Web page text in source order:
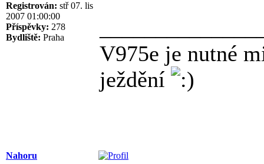
Registrován: stř 07. lis
2007 01:00:00
Příspěvky: 278
Bydliště: Praha
V975e je nutné
ježdění
Nahoru